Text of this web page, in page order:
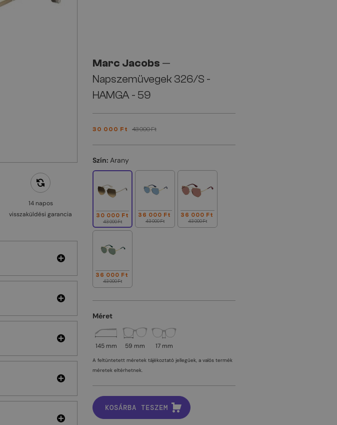
14 napos
visszaküldési garancia
Marc Jacobs —
Napszemüvegek 326/S -
HAMGA - 59
30 000 Ft 43 000 Ft
Szín: Arany
30 000 Ft
43 000 Ft
36 000 Ft
43 000 Ft
36 000 Ft
43 000 Ft
36 000 Ft
43 000 Ft
Méret
145 mm 59 mm 17 mm
A feltüntetett méretek tájékoztató jellegűek, a valós termék
méretek eltérhetnek.
KOSÁRBA TESZEM